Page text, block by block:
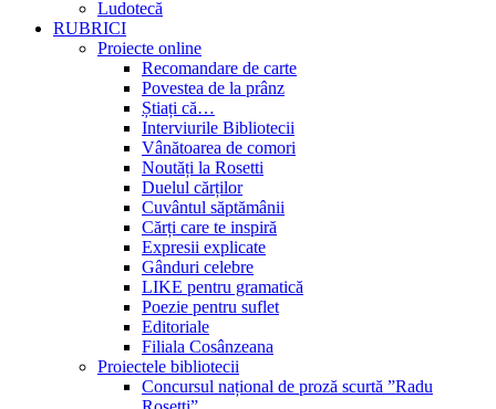
Ludotecă
RUBRICI
Proiecte online
Recomandare de carte
Povestea de la prânz
Știați că…
Interviurile Bibliotecii
Vânătoarea de comori
Noutăți la Rosetti
Duelul cărților
Cuvântul săptămânii
Cărți care te inspiră
Expresii explicate
Gânduri celebre
LIKE pentru gramatică
Poezie pentru suflet
Editoriale
Filiala Cosânzeana
Proiectele bibliotecii
Concursul național de proză scurtă ”Radu